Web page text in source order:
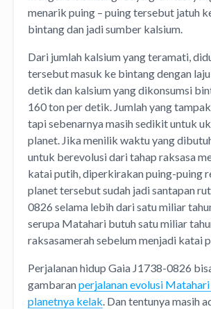
menarik puing – puing tersebut jatuh
bintang dan jadi sumber kalsium.
Dari jumlah kalsium yang teramati,
tersebut masuk ke bintang dengan
detik dan kalsium yang dikonsumsi
160 ton per detik. Jumlah yang
tapi sebenarnya masih sedikit untuk
planet. Jika menilik waktu yang
untuk berevolusi dari tahap raksasa
katai putih, diperkirakan puing-puing
planet tersebut sudah jadi santapan
0826 selama lebih dari satu miliar
serupa Matahari butuh satu miliar
raksasamerah sebelum menjadi katai
Perjalanan hidup Gaia J1738-0826
gambaranperjalanan evolusi
planetnya kelak. Dan tentunya masih